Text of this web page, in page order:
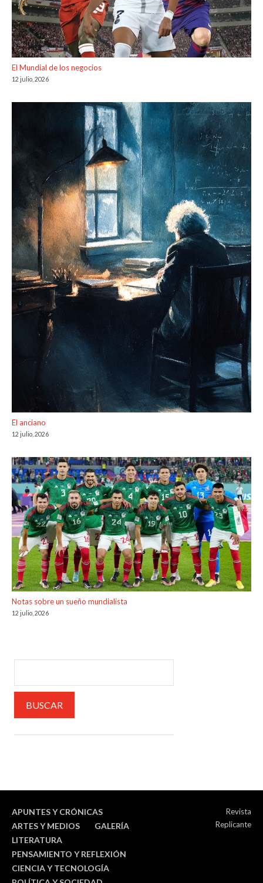
El Mundial de los negocios
12 julio, 2026
El anciano
12 julio, 2026
Notas sobre un sueño mundialista
12 julio, 2026
APUNTES Y CRÓNICAS
ARTES Y MEDIOS
GALERÍA
LITERATURA
PENSAMIENTO Y REFLEXIÓN
CIENCIA Y TECNOLOGÍA
Revista
Replicante